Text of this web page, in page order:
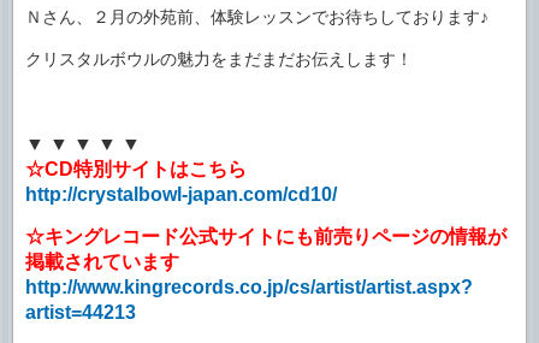
Ｎさん、２月の外苑前、体験レッスンでお待ちしております♪
クリスタルボウルの魅力をまだまだお伝えします！
▼ ▼ ▼ ▼ ▼
☆CD特別サイトはこちら
http://crystalbowl-japan.com/cd10/
☆キングレコード公式サイトにも前売りページの情報が
掲載されています
http://www.kingrecords.co.jp/cs/artist/artist.aspx?
artist=44213